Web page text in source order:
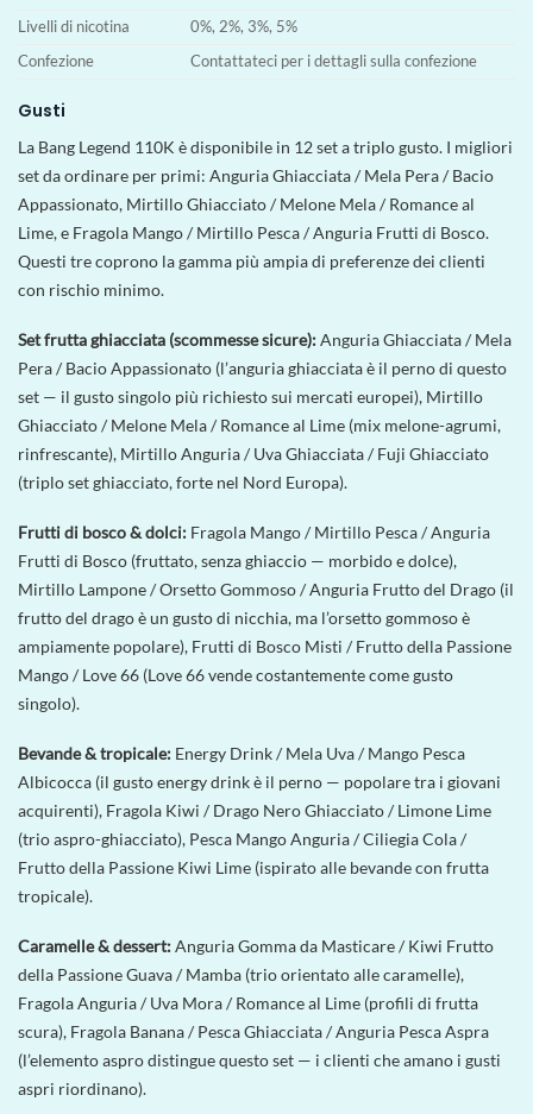
Livelli di nicotina
0%, 2%, 3%, 5%
Confezione
Contattateci per i dettagli sulla confezione
Gusti
La Bang Legend 110K è disponibile in 12 set a triplo gusto. I migliori
set da ordinare per primi: Anguria Ghiacciata / Mela Pera / Bacio
Appassionato, Mirtillo Ghiacciato / Melone Mela / Romance al
Lime, e Fragola Mango / Mirtillo Pesca / Anguria Frutti di Bosco.
Questi tre coprono la gamma più ampia di preferenze dei clienti
con rischio minimo.
Set frutta ghiacciata (scommesse sicure):Anguria Ghiacciata / Mela
Pera / Bacio Appassionato (l’anguria ghiacciata è il perno di questo
set — il gusto singolo più richiesto sui mercati europei), Mirtillo
Ghiacciato / Melone Mela / Romance al Lime (mix melone-agrumi,
rinfrescante), Mirtillo Anguria / Uva Ghiacciata / Fuji Ghiacciato
(triplo set ghiacciato, forte nel Nord Europa).
Frutti di bosco & dolci: Fragola Mango / Mirtillo Pesca / Anguria
Frutti di Bosco (fruttato, senza ghiaccio — morbido e dolce),
Mirtillo Lampone / Orsetto Gommoso / Anguria Frutto del Drago (il
frutto del drago è un gusto di nicchia, ma l’orsetto gommoso è
ampiamente popolare), Frutti di Bosco Misti / Frutto della Passione
Mango / Love 66 (Love 66 vende costantemente come gusto
singolo).
Bevande & tropicale: Energy Drink / Mela Uva / Mango Pesca
Albicocca (il gusto energy drink è il perno — popolare tra i giovani
acquirenti), Fragola Kiwi / Drago Nero Ghiacciato / Limone Lime
(trio aspro-ghiacciato), Pesca Mango Anguria / Ciliegia Cola /
Frutto della Passione Kiwi Lime (ispirato alle bevande con frutta
tropicale).
Caramelle & dessert:Anguria Gomma da Masticare / Kiwi Frutto
della Passione Guava / Mamba (trio orientato alle caramelle),
Fragola Anguria / Uva Mora / Romance al Lime (profili di frutta
scura), Fragola Banana / Pesca Ghiacciata / Anguria Pesca Aspra
(l’elemento aspro distingue questo set — i clienti che amano i gusti
aspri riordinano).